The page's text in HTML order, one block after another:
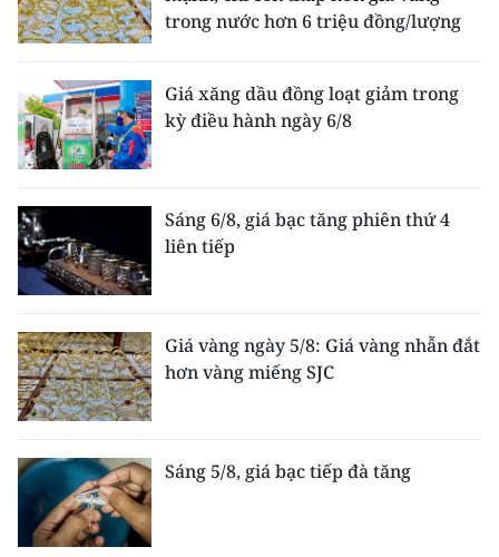
中文
РУССКИЙ
ESPAÑOL
한국어
trong nước hơn 6 triệu đồng/lượng
Giá xăng dầu đồng loạt giảm trong
kỳ điều hành ngày 6/8
Sáng 6/8, giá bạc tăng phiên thứ 4
liên tiếp
Giá vàng ngày 5/8: Giá vàng nhẫn đắt
hơn vàng miếng SJC
Sáng 5/8, giá bạc tiếp đà tăng